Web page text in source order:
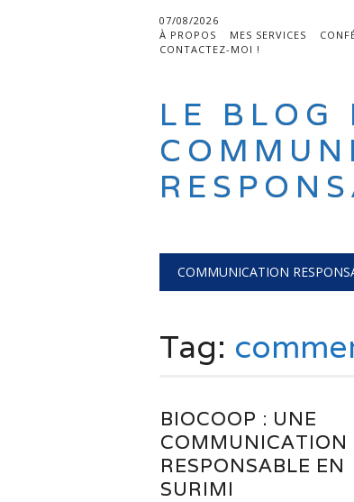
07/08/2026
À PROPOS
MES SERVICES
CONTACTEZ-MOI !
LE BLOG
Main menu
COMMUNICATION
Tag:
BIOCOOP : UNE
COMMUNICATION
RESPONSABLE EN
SURIMI